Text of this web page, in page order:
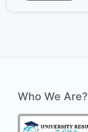
Who We Are?